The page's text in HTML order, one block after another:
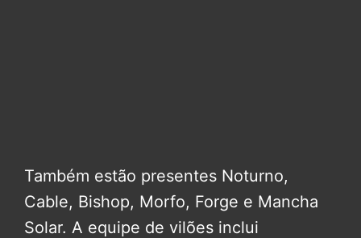
Também estão presentes Noturno,
Cable, Bishop, Morfo, Forge e Mancha
Solar. A equipe de vilões inclui